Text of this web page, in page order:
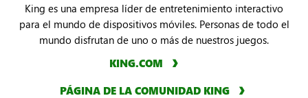
King es una empresa líder de entretenimiento interactivo
para el mundo de dispositivos móviles. Personas de todo el
mundo disfrutan de uno o más de nuestros juegos.
KING.COM
PÁGINA DE LA COMUNIDAD KING